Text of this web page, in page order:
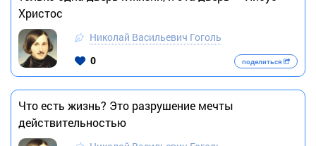
Христос
Николай Васильевич Гоголь
0
поделиться
Что есть жизнь? Это разрушение мечты
действительностью